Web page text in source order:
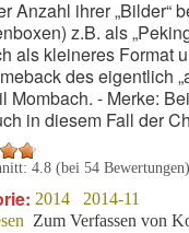
Anzahl ihrer „Bilder“
z.B. als
als kleineres Format
des eigentlich
Mombach. - Merke:
in diesem Fall der
4.8 (bei 54 Bewertungen)
2014
2014-11
über RLP-SPD
Zum Verfassen von